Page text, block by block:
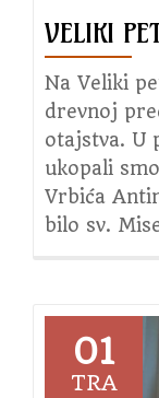
VELIKI
Na Veliki
drevnoj
otajstva. U
ukopali
Vrbića
bilo sv.
01
TRA